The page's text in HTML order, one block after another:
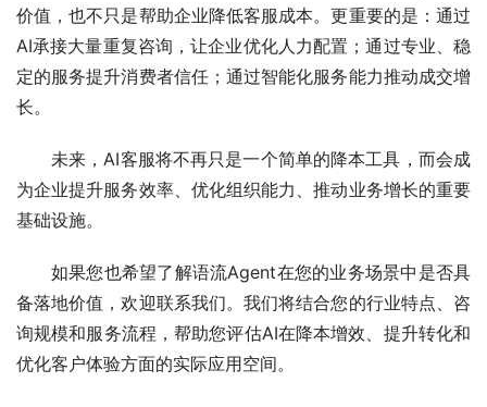
价值，也不只是帮助企业降低客服成本。更重要的是：通过
AI承接大量重复咨询，让企业优化人力配置；通过专业、稳
定的服务提升消费者信任；通过智能化服务能力推动成交增
长。
未来，AI客服将不再只是一个简单的降本工具，而会成
为企业提升服务效率、优化组织能力、推动业务增长的重要
基础设施。
如果您也希望了解语流Agent在您的业务场景中是否具
备落地价值，欢迎联系我们。我们将结合您的行业特点、咨
询规模和服务流程，帮助您评估AI在降本增效、提升转化和
优化客户体验方面的实际应用空间。